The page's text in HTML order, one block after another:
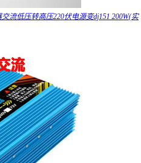
流低压转高压220伏电源变dj151 200W(实